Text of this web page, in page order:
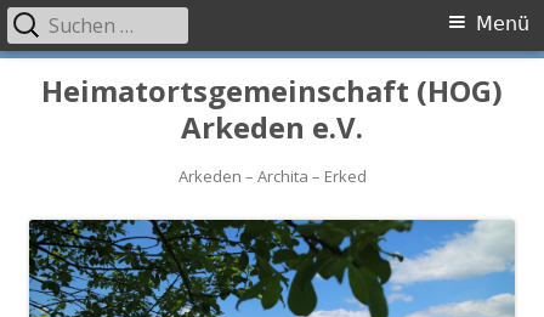
Heimatortsgemeinschaft (HOG)
Arkeden e.V.
Arkeden – Archita – Erked
Primäres
Menü
Menü
Suchen
nach: